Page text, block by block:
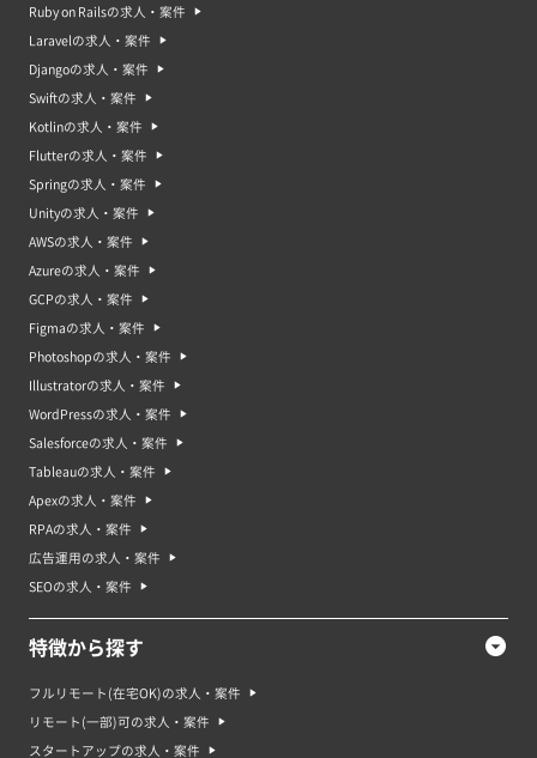
Ruby on Railsの求人・案件
Laravelの求人・案件
Djangoの求人・案件
Swiftの求人・案件
Kotlinの求人・案件
Flutterの求人・案件
Springの求人・案件
Unityの求人・案件
AWSの求人・案件
Azureの求人・案件
GCPの求人・案件
Figmaの求人・案件
Photoshopの求人・案件
Illustratorの求人・案件
WordPressの求人・案件
Salesforceの求人・案件
Tableauの求人・案件
Apexの求人・案件
RPAの求人・案件
広告運用の求人・案件
SEOの求人・案件
特徴から探す
フルリモート(在宅OK)の求人・案件
リモート(一部)可の求人・案件
スタートアップの求人・案件